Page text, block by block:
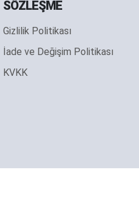
SÖZLEŞME
Gizlilik Politikası
İade ve Değişim Politikası
KVKK